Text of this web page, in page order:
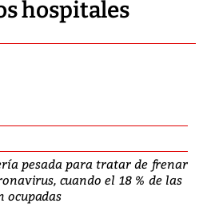
hospitales
pesada para tratar de frenar
cuando el 18 % de las
ocupadas